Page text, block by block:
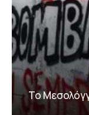
Το